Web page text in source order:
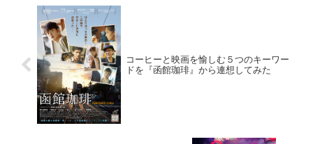
コーヒーと映画を愉しむ５つのキーワー
ドを『函館珈琲』から連想してみた